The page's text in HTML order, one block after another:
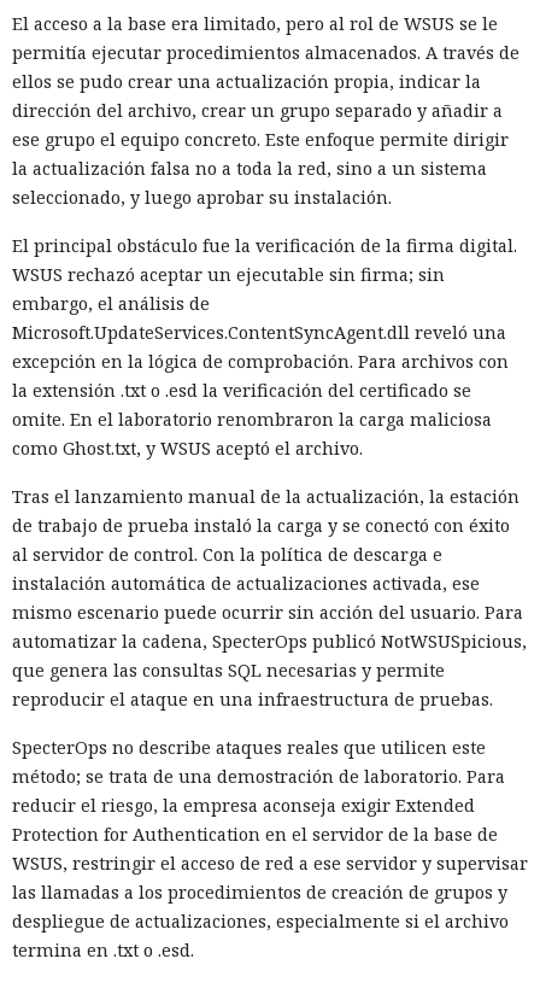
El acceso a la base era limitado, pero al rol de WSUS se le
permitía ejecutar procedimientos almacenados. A través de
ellos se pudo crear una actualización propia, indicar la
dirección del archivo, crear un grupo separado y añadir a
ese grupo el equipo concreto. Este enfoque permite dirigir
la actualización falsa no a toda la red, sino a un sistema
seleccionado, y luego aprobar su instalación.
El principal obstáculo fue la verificación de la firma digital.
WSUS rechazó aceptar un ejecutable sin firma; sin
embargo, el análisis de
Microsoft.UpdateServices.ContentSyncAgent.dll reveló una
excepción en la lógica de comprobación. Para archivos con
la extensión .txt o .esd la verificación del certificado se
omite. En el laboratorio renombraron la carga maliciosa
como Ghost.txt, y WSUS aceptó el archivo.
Tras el lanzamiento manual de la actualización, la estación
de trabajo de prueba instaló la carga y se conectó con éxito
al servidor de control. Con la política de descarga e
instalación automática de actualizaciones activada, ese
mismo escenario puede ocurrir sin acción del usuario. Para
automatizar la cadena, SpecterOps publicó NotWSUSpicious,
que genera las consultas SQL necesarias y permite
reproducir el ataque en una infraestructura de pruebas.
SpecterOps no describe ataques reales que utilicen este
método; se trata de una demostración de laboratorio. Para
reducir el riesgo, la empresa aconseja exigir Extended
Protection for Authentication en el servidor de la base de
WSUS, restringir el acceso de red a ese servidor y supervisar
las llamadas a los procedimientos de creación de grupos y
despliegue de actualizaciones, especialmente si el archivo
termina en .txt o .esd.